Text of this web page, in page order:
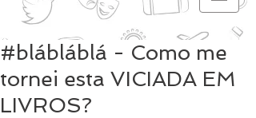
#blábláblá - Como me
tornei esta VICIADA EM
LIVROS?